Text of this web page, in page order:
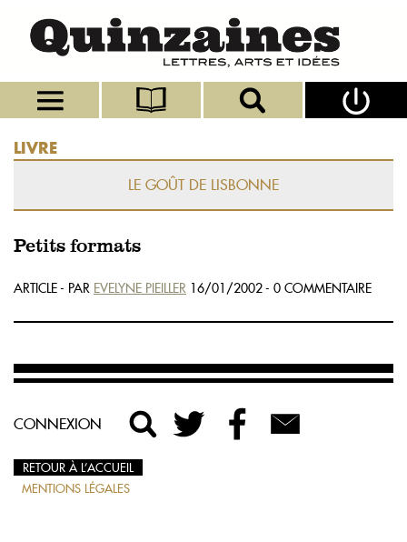
LIVRE
LE GOÛT DE LISBONNE
Petits formats
ARTICLE - PAR EVELYNE PIEILLER 16/01/2002 - 0 COMMENTAIRE
CONNEXION
RETOUR À L’ACCUEIL
MENTIONS LÉGALES